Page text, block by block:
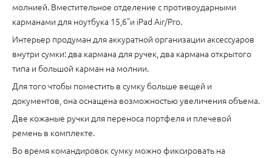
молнией. Вместительное отделение с противоударными
карманами для ноутбука 15,6"и iPad Air/Pro.
Интерьер продуман для аккуратной организации аксессуаров
внутри сумки: два кармана для ручек, два кармана открытого
типа и большой карман на молнии.
Для того чтобы поместить в сумку больше вещей и
документов, она оснащена возможностью увеличения объема.
Две кожаные ручки для переноса портфеля и плечевой
ремень в комплекте.
Во время командировок сумку можно фиксировать на